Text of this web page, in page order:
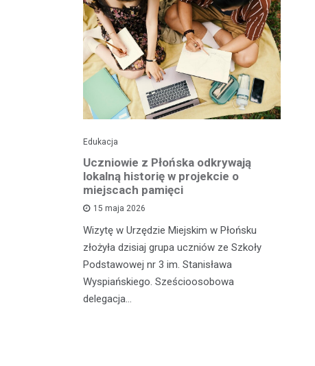
Edukacja
Uczniowie z Płońska odkrywają
lokalną historię w projekcie o
miejscach pamięci
15 maja 2026
Wizytę w Urzędzie Miejskim w Płońsku
złożyła dzisiaj grupa uczniów ze Szkoły
Podstawowej nr 3 im. Stanisława
Wyspiańskiego. Sześcioosobowa
delegacja…